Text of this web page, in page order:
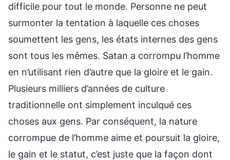
difficile pour tout le monde. Personne ne peut
surmonter la tentation à laquelle ces choses
soumettent les gens, les états internes des gens
sont tous les mêmes. Satan a corrompu l’homme
en n’utilisant rien d’autre que la gloire et le gain.
Plusieurs milliers d’années de culture
traditionnelle ont simplement inculqué ces
choses aux gens. Par conséquent, la nature
corrompue de l’homme aime et poursuit la gloire,
le gain et le statut, c’est juste que la façon dont